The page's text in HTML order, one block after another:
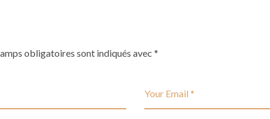
obligatoires sont indiqués avec *